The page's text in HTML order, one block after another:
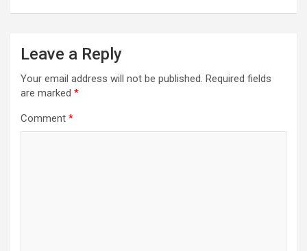
Leave a Reply
Your email address will not be published. Required fields
are marked *
Comment *